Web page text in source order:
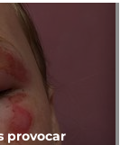
provocar